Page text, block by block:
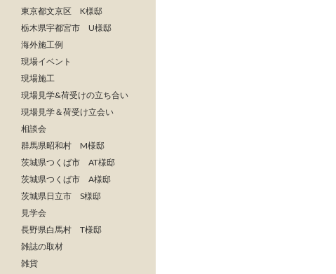
東京都文京区 K様邸
栃木県宇都宮市 U様邸
海外施工例
現場イベント
現場施工
現場見学&荷受けの立ち合い
現場見学＆荷受け立会い
相談会
群馬県昭和村 M様邸
茨城県つくば市 AT様邸
茨城県つくば市 A様邸
茨城県日立市 S様邸
見学会
長野県白馬村 T様邸
雑誌の取材
雑貨